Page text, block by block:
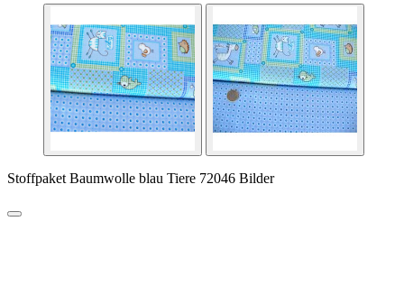
Stoffpaket Baumwolle blau Tiere 72046 Bilder